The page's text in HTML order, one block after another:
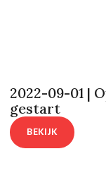
2022-09-01 |
gestart
BEKIJK